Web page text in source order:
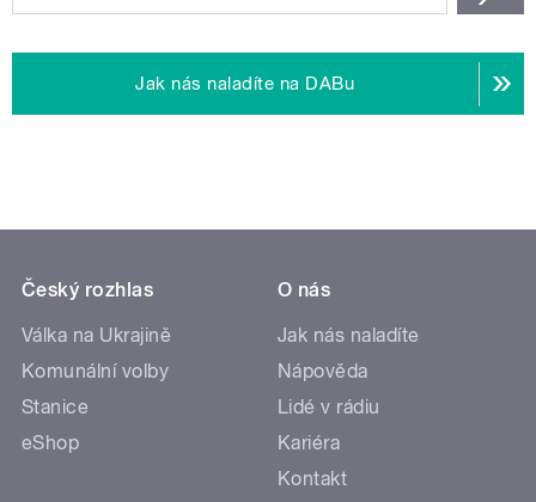
Jak nás naladíte na DABu
Český rozhlas
Válka na Ukrajině
Komunální volby
Stanice
eShop
O nás
Jak nás naladíte
Nápověda
Lidé v rádiu
Kariéra
Kontakt